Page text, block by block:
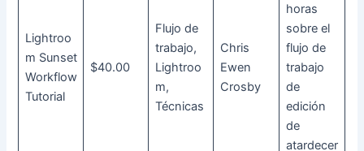
Lightroo
m Sunset
Workflow
Tutorial
$40.00
Flujo de
trabajo,
Lightroo
m,
Técnicas
Chris
Ewen
Crosby
horas
sobre el
flujo de
trabajo
de
edición
de
atardecer